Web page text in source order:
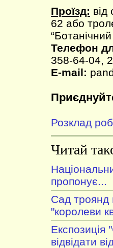
Проїзд: від
62 або
Телефон
358-64-04,
E-mail:
Розклад
Читай
пропонує...
Сад троянд
"королеви
Експозиція
відвідати